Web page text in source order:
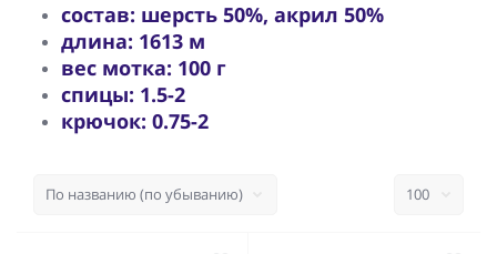
состав: шерсть 50%, акрил 50%
длина: 1613 м
вес мотка: 100 г
спицы: 1.5-2
крючок: 0.75-2